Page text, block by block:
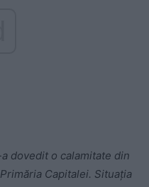
a dovedit o calamitate din
Capitalei. Situația